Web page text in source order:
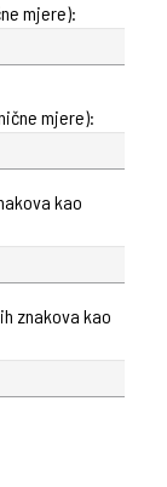
mjere):
mjere):
kao
znakova kao